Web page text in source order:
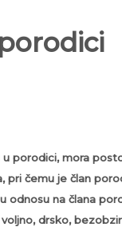
u porodici, mora
pri čemu je član
odnosu na člana
drsko,